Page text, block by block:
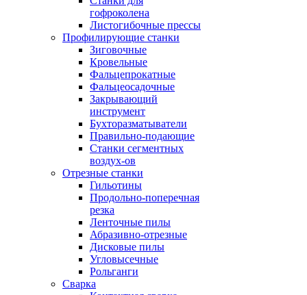
гофроколена
Листогибочные прессы
Профилирующие станки
Зиговочные
Кровельные
Фальцепрокатные
Фальцеосадочные
Закрывающий
инструмент
Бухторазматыватели
Правильно-подающие
Станки сегментных
воздух-ов
Отрезные станки
Гильотины
Продольно-поперечная
резка
Ленточные пилы
Абразивно-отрезные
Дисковые пилы
Угловысечные
Рольганги
Сварка